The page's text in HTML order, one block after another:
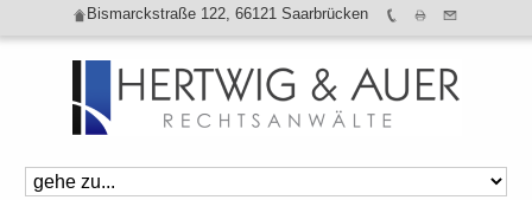
Bismarckstraße 122, 66121 Saarbrücken